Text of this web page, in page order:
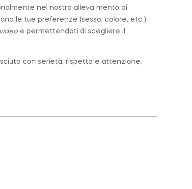
nel nostro alleva mento di
le tue preferenze (sesso, colore, etc.)
e permettendoti di scegliere il
con serietà, rispetto e attenzione,